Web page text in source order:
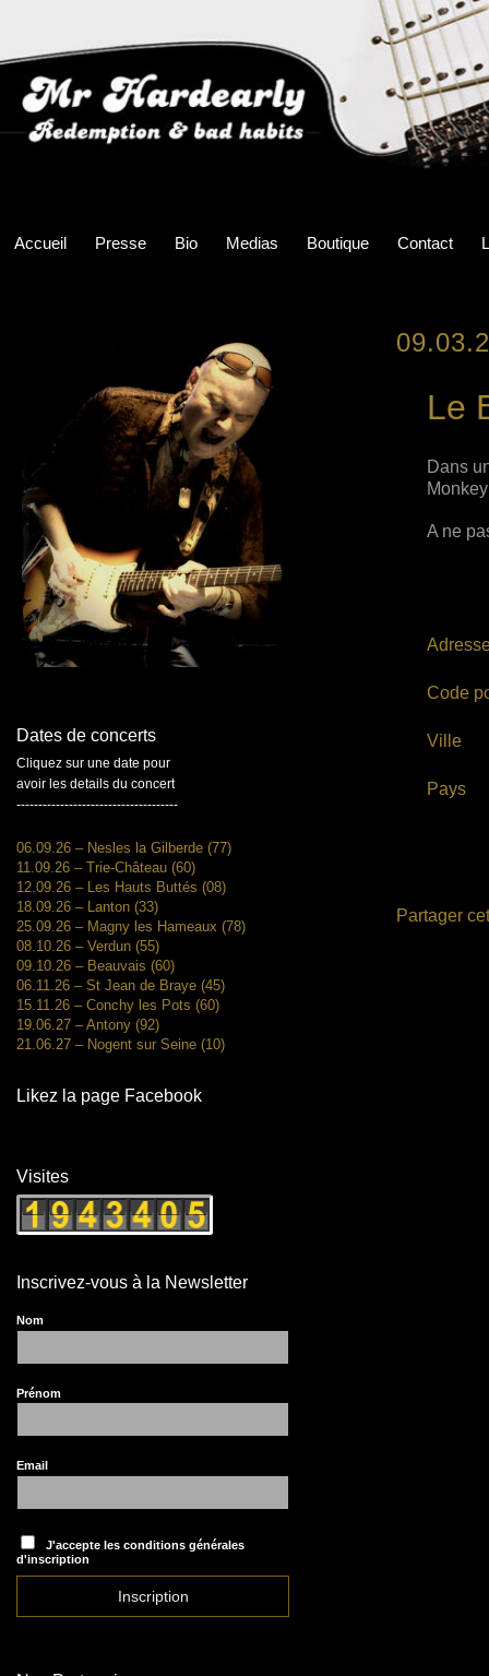
Accueil Presse Bio Medias Boutique Contact
Le
Dans
A ne
Code
Ville
Pays
Partager
Dates de concerts
Cliquez sur une date pour
avoir les details du concert
-------------------------------------
06.09.26 – Nesles la Gilberde (77)
11.09.26 – Trie-Château (60)
12.09.26 – Les Hauts Buttés (08)
18.09.26 – Lanton (33)
25.09.26 – Magny les Hameaux (78)
08.10.26 – Verdun (55)
09.10.26 – Beauvais (60)
06.11.26 – St Jean de Braye (45)
15.11.26 – Conchy les Pots (60)
19.06.27 – Antony (92)
21.06.27 – Nogent sur Seine (10)
Likez la page Facebook
Visites
Inscrivez-vous à la Newsletter
Nom
Prénom
Email
J'accepte les conditions générales
d'inscription